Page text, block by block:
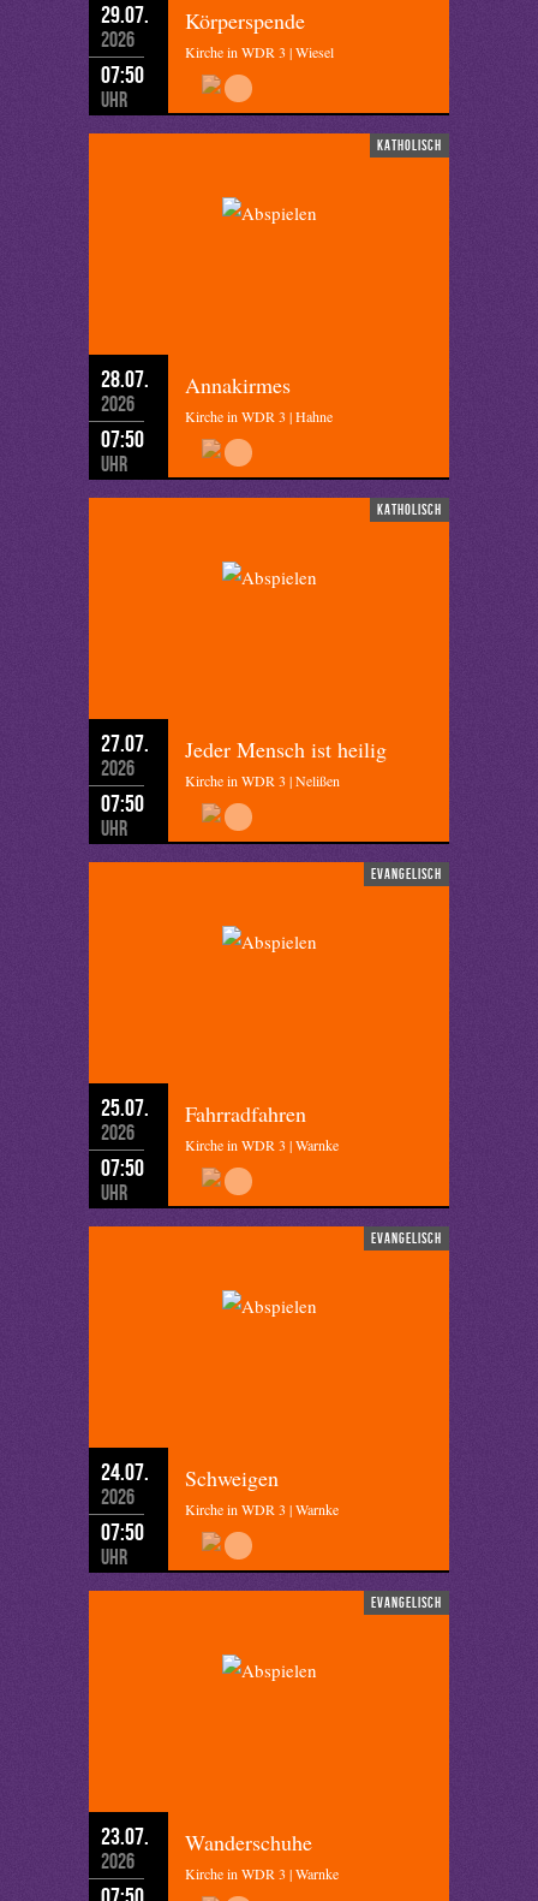
29.07.
2026
07:50
Uhr
Körperspende
Kirche in WDR 3 | Wiesel
katholisch
28.07.
2026
07:50
Uhr
Annakirmes
Kirche in WDR 3 | Hahne
katholisch
27.07.
2026
07:50
Uhr
Jeder Mensch ist heilig
Kirche in WDR 3 | Nelißen
evangelisch
25.07.
2026
07:50
Uhr
Fahrradfahren
Kirche in WDR 3 | Warnke
evangelisch
24.07.
2026
07:50
Uhr
Schweigen
Kirche in WDR 3 | Warnke
evangelisch
23.07.
2026
07:50
Wanderschuhe
Kirche in WDR 3 | Warnke